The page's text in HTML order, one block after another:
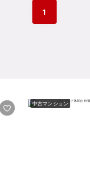
1
中古マンション